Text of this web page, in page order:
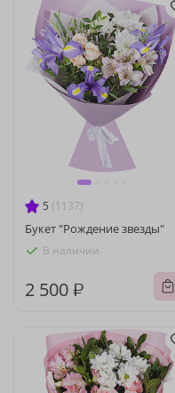
5 (1137)
Букет "Рождение звезды"
В наличии
2 500 ₽